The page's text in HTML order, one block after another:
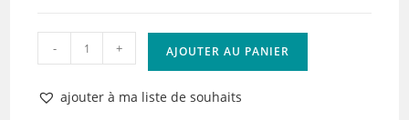
quantité
de
Tampon
clear
- + AJOUTER AU PANIER
ajouter à ma liste de souhaits